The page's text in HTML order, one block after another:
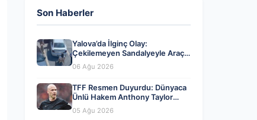
Son Haberler
Yalova’da İlginç Olay:
Çekilemeyen Sandalyeyle Araç
Parkına Engel Olma Hikayesi
06 Ağu 2026
TFF Resmen Duyurdu: Dünyaca
Ünlü Hakem Anthony Taylor
MHK’da Göreve Başladı
05 Ağu 2026